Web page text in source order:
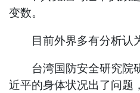
变数。
目前外界多有分析认为
台湾国防安全研究院研
近平的身体状况出了问题